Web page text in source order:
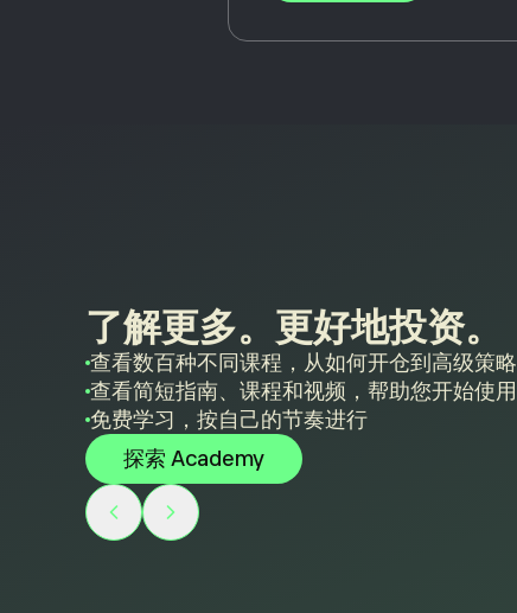
了解更多。更好地投资。
查看数百种不同课程，从如何开仓到高级策略
查看简短指南、课程和视频，帮助您开始使用
免费学习，按自己的节奏进行
探索 Academy